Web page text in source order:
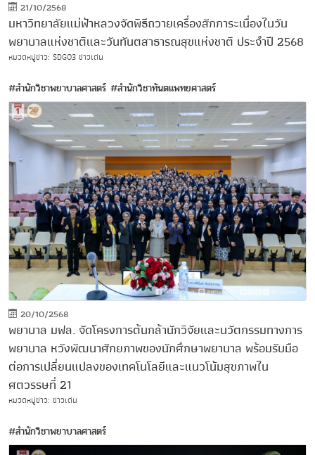
21/10/2568
มหาวิทยาลัยแม่ฟ้าหลวงจัดพิธีถวายเครื่องสักการะเนื่องในวัน
พยาบาลแห่งชาติและวันทันตสาธารณสุขแห่งชาติ ประจำปี 2568
หมวดหมู่ข่าว: SDG03 ข่าวเด่น
#สำนักวิชาพยาบาลศาสตร์ #สำนักวิชาทันตแพทยศาสตร์
20/10/2568
พยาบาล มฟล. จัดโครงการต้นกล้านักวิจัยและนวัตกรรมทางการ
พยาบาล หวังพัฒนาศักยภาพของนักศึกษาพยาบาล พร้อมรับมือ
ต่อการเปลี่ยนแปลงของเทคโนโลยีและแนวโน้มสุขภาพใน
ศตวรรษที่ 21
หมวดหมู่ข่าว: ข่าวเด่น
#สำนักวิชาพยาบาลศาสตร์